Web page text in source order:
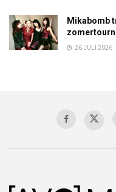
Mikabomb
26 JULI 2026